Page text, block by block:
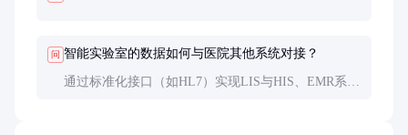
问 智能实验室的数据如何与医院其他系统对接？
通过标准化接口（如HL7）实现LIS与HIS、EMR系统